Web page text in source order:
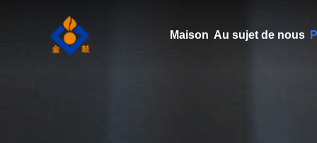
Maison Au sujet de nous